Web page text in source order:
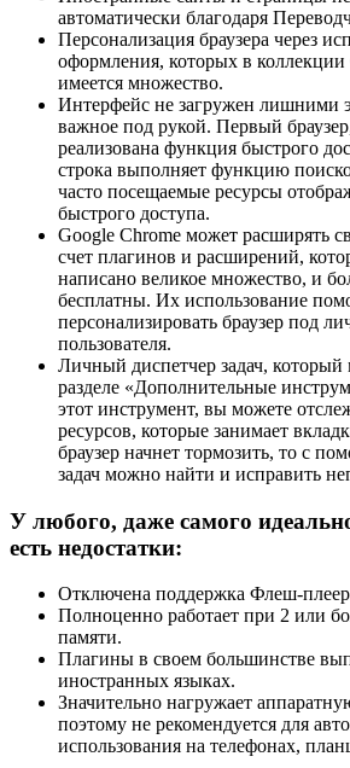
автоматически благодаря
Персонализация браузера через
оформления, которых в коллекции
имеется множество.
Интерфейс не загружен лишними
важное под рукой. Первый
реализована функция быстрого
строка выполняет функцию
часто посещаемые ресурсы
быстрого доступа.
Google Chrome может расширять
счет плагинов и расширений,
написано великое множество, и
бесплатны. Их использование
персонализировать браузер под
пользователя.
Личный диспетчер задач,
разделе «Дополнительные
этот инструмент, вы можете
ресурсов, которые занимает
браузер начнет тормозить, то с
задач можно найти и исправить
У любого, даже самого
есть недостатки:
Отключена поддержка Флеш-
Полноценно работает при 2 или
памяти.
Плагины в своем большинстве
иностранных языках.
Значительно нагружает
поэтому не рекомендуется для
использования на телефонах,